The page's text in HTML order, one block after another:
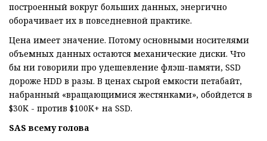
построенный вокруг больших данных, энергично
оборачивает их в повседневной практике.
Цена имеет значение. Потому основными носителями
объемных данных остаются механические диски. Что
бы ни говорили про удешевление флэш-памяти, SSD
дороже HDD в разы. В ценах сырой емкости петабайт,
набранный «вращающимися жестянками», обойдется в
$30K - против $100K+ на SSD.
SAS всему голова